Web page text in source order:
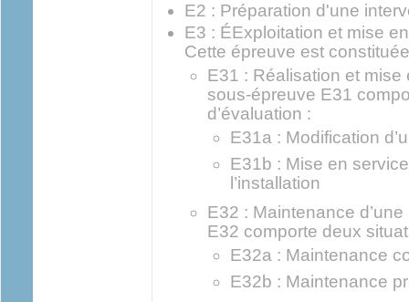
E2 : Préparation d'une
E3 : ÉExploitation et mise
Cette épreuve est
E31 : Réalisation et mise
sous-épreuve E31
d’évaluation :
E31a : Modification
E31b : Mise en
l’installation
E32 : Maintenance
E32 comporte deux
E32a : Maintenance
E32b : Maintenance